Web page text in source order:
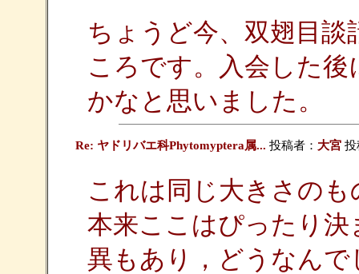
ちょうど今、双翅目
ころです。入会した
かなと思いました。
Re: ヤドリバエ科Phytomyptera属... 投稿者： 大宮 投
これは同じ大きさの
本来ここはぴったり
異もあり，どうなんで